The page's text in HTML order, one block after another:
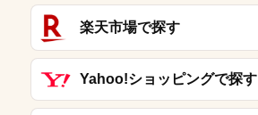
楽天市場で探す
Yahoo!ショッピングで探す